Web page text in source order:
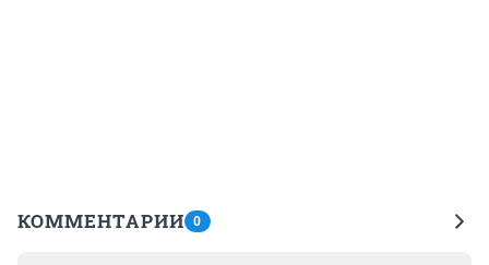
КОММЕНТАРИИ 0